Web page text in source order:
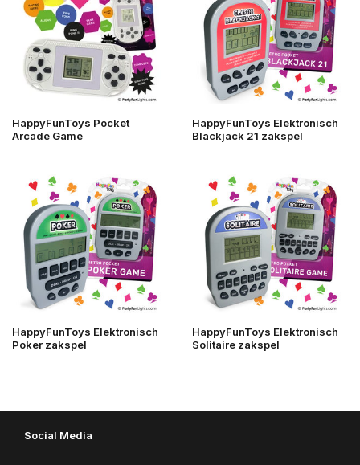
HappyFunToys Pocket
Arcade Game
HappyFunToys Elektronisch
Blackjack 21 zakspel
HappyFunToys Elektronisch
Poker zakspel
HappyFunToys Elektronisch
Solitaire zakspel
Social Media